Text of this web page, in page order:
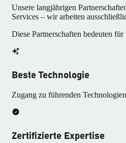
Unsere langjährigen
Services – wir arbeiten
Diese Partnerschaften bedeuten
Beste Technologie
Zugang zu führenden
Zertifizierte Expertise